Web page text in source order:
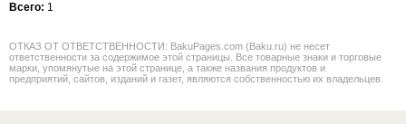
Всего: 1
ОТКАЗ ОТ ОТВЕТСТВЕННОСТИ: BakuPages.com (Baku.ru) не несет
ответственности за содержимое этой страницы. Все товарные знаки и торговые
марки, упомянутые на этой странице, а также названия продуктов и
предприятий, сайтов, изданий и газет, являются собственностью их владельцев.